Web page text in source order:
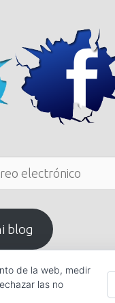
blog
de la web, medir
las no